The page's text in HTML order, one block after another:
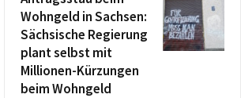
Wohngeld in Sachsen:
Sächsische Regierung
plant selbst mit
Millionen-Kürzungen
beim Wohngeld